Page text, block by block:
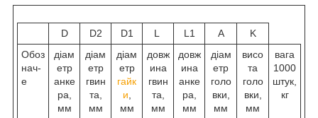
D D2 D1 L L1 A
K
Обоз
нач-
е
діам
етр
анке
ра,
мм
діам
етр
гвин
та,
мм
діам
етр
гайк
и,
мм
довж
ина
гвин
та,
мм
довж
ина
анке
ра,
мм
діам
етр
голо
вки,
мм
висо
та
голо
вки,
мм
вага
1000
штук,
кг